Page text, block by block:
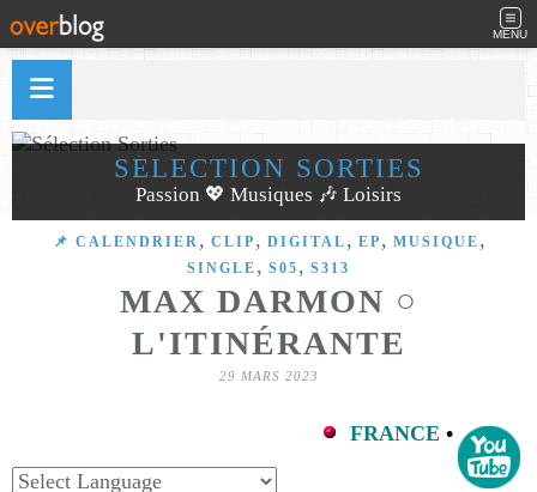
MENU
SÉLECTION SORTIES
Passion 💖 Musiques 🎶 Loisirs
📌 CALENDRIER , CLIP , DIGITAL , EP , MUSIQUE ,
SINGLE , S05 , S313
MAX DARMON ○
L'ITINÉRANTE
29 MARS 2023
FRANCE •